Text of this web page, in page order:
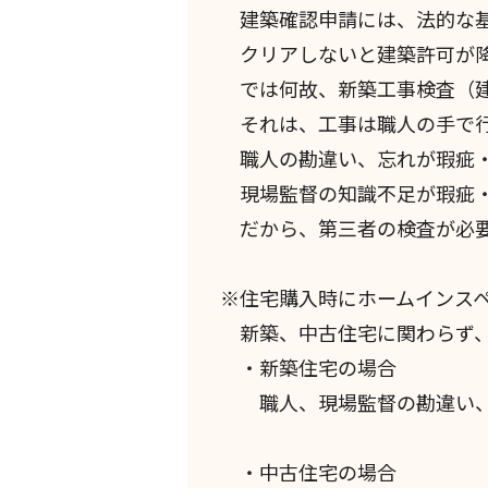
建築確認申請には、法的な
クリアしないと建築許可が
では何故、新築工事検査（
それは、工事は職人の手で
職人の勘違い、忘れが瑕疵
現場監督の知識不足が瑕疵
だから、第三者の検査が必
※住宅購入時にホームインス
新築、中古住宅に関わらず
・新築住宅の場合
職人、現場監督の勘違い
・中古住宅の場合